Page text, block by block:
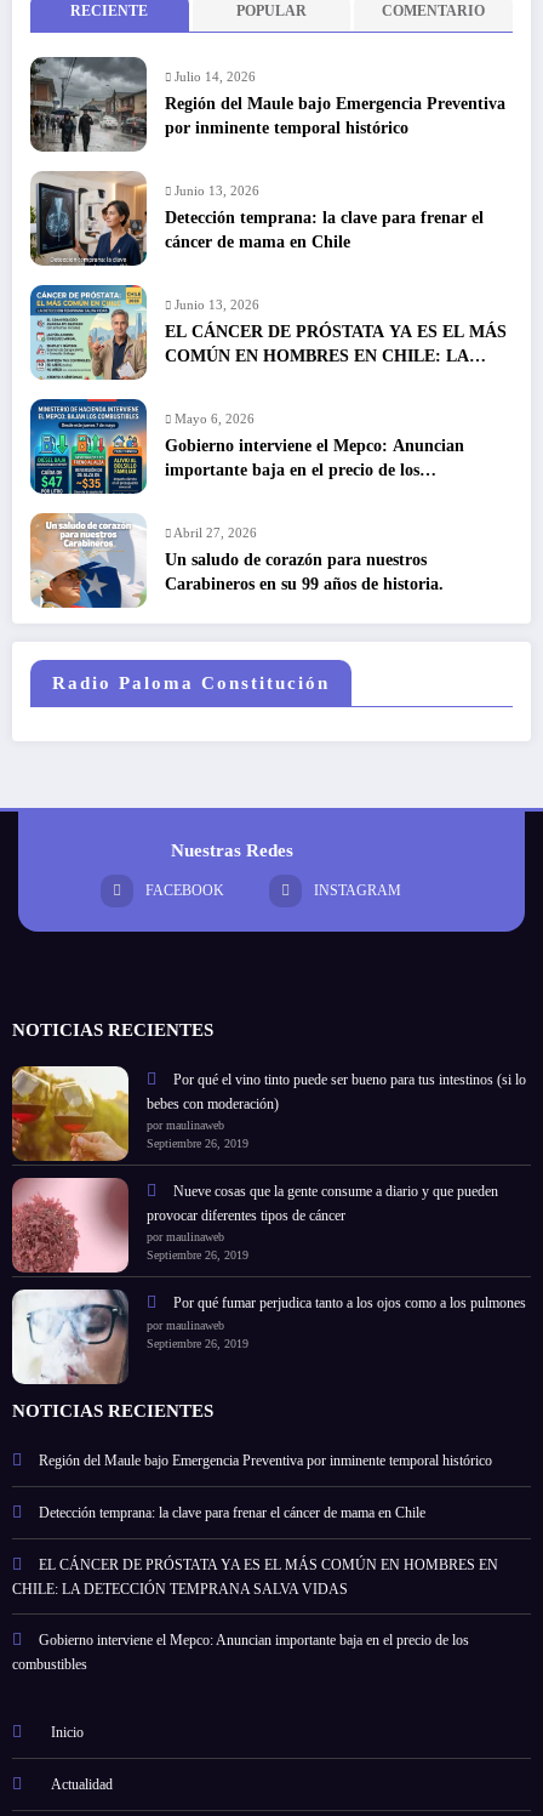
RECIENTE POPULAR COMENTARIO
Julio 14, 2026
Región del Maule bajo Emergencia Preventiva
por inminente temporal histórico
Junio 13, 2026
Detección temprana: la clave para frenar el
cáncer de mama en Chile
Junio 13, 2026
EL CÁNCER DE PRÓSTATA YA ES EL MÁS
COMÚN EN HOMBRES EN CHILE: LA
Mayo 6, 2026
Gobierno interviene el Mepco: Anuncian
importante baja en el precio de los
Abril 27, 2026
Un saludo de corazón para nuestros
Carabineros en su 99 años de historia.
Radio Paloma Constitución
Nuestras Redes
FACEBOOK INSTAGRAM
NOTICIAS RECIENTES
Por qué el vino tinto puede ser bueno para tus intestinos (si lo
bebes con moderación)
por maulinaweb
Septiembre 26, 2019
Nueve cosas que la gente consume a diario y que pueden
provocar diferentes tipos de cáncer
por maulinaweb
Septiembre 26, 2019
Por qué fumar perjudica tanto a los ojos como a los pulmones
por maulinaweb
Septiembre 26, 2019
NOTICIAS RECIENTES
Región del Maule bajo Emergencia Preventiva por inminente temporal histórico
Detección temprana: la clave para frenar el cáncer de mama en Chile
EL CÁNCER DE PRÓSTATA YA ES EL MÁS COMÚN EN HOMBRES EN
CHILE: LA DETECCIÓN TEMPRANA SALVA VIDAS
Gobierno interviene el Mepco: Anuncian importante baja en el precio de los
combustibles
Inicio
Actualidad